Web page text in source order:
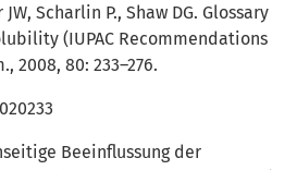
Scharlin P., Shaw DG. Glossary
(IUPAC Recommendations
2008, 80: 233–276.
Beeinflussung der